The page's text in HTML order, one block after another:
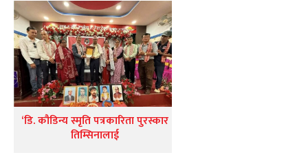
‘डि. कौडिन्य स्मृति पत्रकारिता पुरस्कार
तिम्सिनालाई